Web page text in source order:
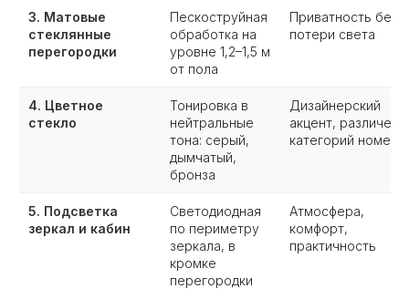
3. Матовые
стеклянные
перегородки
Пескоструйная
обработка на
уровне 1,2–1,5 м
от пола
Приватность без
потери света
4. Цветное
стекло
Тонировка в
нейтральные
тона: серый,
дымчатый,
бронза
Дизайнерский
акцент,
категорий
5. Подсветка
зеркал и кабин
Светодиодная
по периметру
зеркала, в
кромке
перегородки
Атмосфера,
комфорт,
практичность